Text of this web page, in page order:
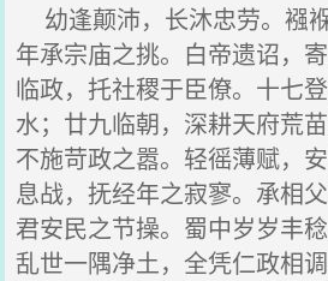
幼逢颠沛，长沐忠劳。襁
年承宗庙之挑。白帝遗诏，
临政，托社稷于臣僚。十七
水；廿九临朝，深耕天府荒
不施苛政之嚣。轻徭薄赋，
息战，抚经年之寂寥。承相
君安民之节操。蜀中岁岁丰
乱世一隅净土，全凭仁政相调